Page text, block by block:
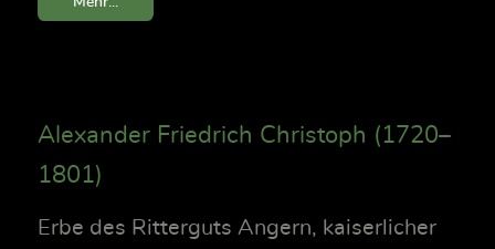
Alexander Friedrich Christoph (1720–
1801)
Erbe des Ritterguts Angern, kaiserlicher